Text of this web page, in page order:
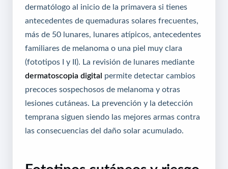
dermatólogo al inicio de la primavera si tienes
antecedentes de quemaduras solares frecuentes,
más de 50 lunares, lunares atípicos, antecedentes
familiares de melanoma o una piel muy clara
(fototipos I y II). La revisión de lunares mediante
dermatoscopia digital permite detectar cambios
precoces sospechosos de melanoma y otras
lesiones cutáneas. La prevención y la detección
temprana siguen siendo las mejores armas contra
las consecuencias del daño solar acumulado.